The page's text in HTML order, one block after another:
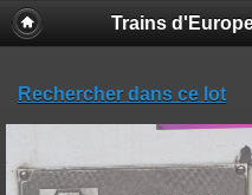
Trains
Rechercher dans ce lot